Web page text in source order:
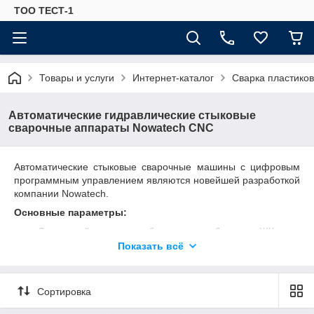
ТОО ТЕСТ-1
Товары и услуги Интернет-каталог Сварка
Автоматические гидравлические стыковые
сварочные аппараты Nowatech CNC
Автоматические стыковые сварочные машины с цифровым
программным управлением являются новейшей разработкой
компании Nowatech.
Основные параметры:
Сварочный процесс отображается на большом ЖК-
протоколов сварки.
Автоматический контроль показателей давления,
времени и позиционирования зажимов.
Показать всё
Сортировка